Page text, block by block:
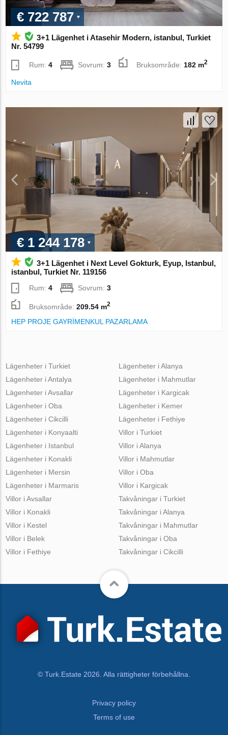
€ 722 787
3+1 Lägenhet i Atasehir Modern, istanbul, Turkiet
Nr. 54799
Rum:4 Sovrum:3 Bruksområde: 182 m2
Nevita
€ 1 244 178
3+1 Lägenhet i Next Level Gokturk, Eyup, Istanbul,
istanbul, Turkiet Nr. 119156
Rum:4 Sovrum:3
Bruksområde:209.54 m2
HEP PROJE GAYRİMENKUL PAZARLAMA
Lägenheter i Turkiet
Lägenheter i Antalya
Lägenheter i Avsallar
Lägenheter i Oba
Lägenheter i Cikcilli
Lägenheter i Alanya
Lägenheter i Mahmutlar
Lägenheter i Kargicak
Lägenheter i Kemer
Lägenheter i Fethiye
Lägenheter i Konyaalti
Lägenheter i Istanbul
Lägenheter i Konakli
Lägenheter i Mersin
Lägenheter i Marmaris
Villor i Turkiet
Villor i Alanya
Villor i Mahmutlar
Villor i Oba
Villor i Kargicak
Villor i Avsallar
Villor i Konakli
Villor i Kestel
Villor i Belek
Villor i Fethiye
Takvåningar i Turkiet
Takvåningar i Alanya
Takvåningar i Mahmutlar
Takvåningar i Oba
Takvåningar i Cikcilli
© Turk.Estate 2026. Alla rättigheter förbehållna.
Privacy policy
Terms of use